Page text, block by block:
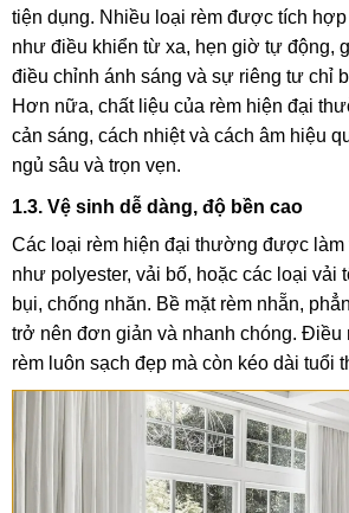
tiện dụng. Nhiều loại rèm được tích
như điều khiển từ xa, hẹn giờ tự động,
điều chỉnh ánh sáng và sự riêng tư chỉ
Hơn nữa, chất liệu của rèm hiện đại
cản sáng, cách nhiệt và cách âm hiệu
ngủ sâu và trọn vẹn.
1.3. Vệ sinh dễ dàng, độ bền cao
Các loại rèm hiện đại thường được làm
như polyester, vải bố, hoặc các loại vải
bụi, chống nhăn. Bề mặt rèm nhẵn,
trở nên đơn giản và nhanh chóng. Điều
rèm luôn sạch đẹp mà còn kéo dài tuổi